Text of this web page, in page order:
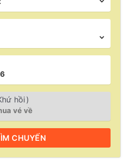
hồi)
CHUYẾN